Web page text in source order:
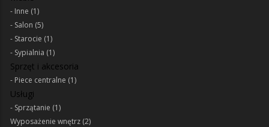
Inne (1)
Salon (5)
Starocie (1)
Sypialnia (1)
Sprzęt i akcesoria
Piece centralne (1)
Usługi
Sprzątanie (1)
Wyposażenie wnętrz (2)